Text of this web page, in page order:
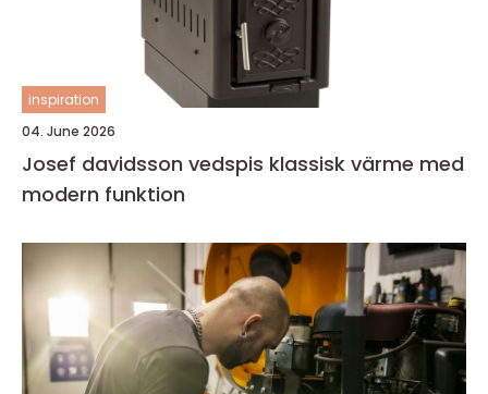
inspiration
04. June 2026
Josef davidsson vedspis klassisk värme med
modern funktion